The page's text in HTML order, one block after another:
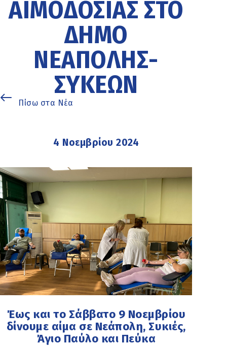
ΑΙΜΟΔΟΣΊΑΣ ΣΤΟ
ΔΉΜΟ
ΝΕΆΠΟΛΗΣ-
ΣΥΚΕΏΝ
Πίσω στα Νέα
4 Νοεμβρίου 2024
Έως και το Σάββατο 9 Νοεμβρίου
δίνουμε αίμα σε Νεάπολη, Συκιές,
Άγιο Παύλο και Πεύκα